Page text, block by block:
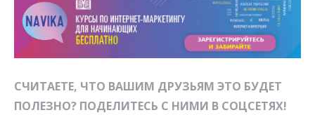
СЧИТАЕТЕ, ЧТО ВАШИМ ДРУЗЬЯМ ЭТО БУДЕТ
ПОЛЕЗНО? ПОДЕЛИТЕСЬ С НИМИ В СОЦСЕТЯХ!